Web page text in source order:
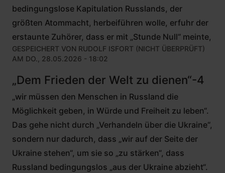
bedingungslose Kapitulation Russlands, der
größten Atommacht, herbeiführen wolle, erfuhr der
erstaunte Zuhörer, dass er mit „Stunde Null“ meinte,
GESPEICHERT VON RUDOLF ISFORT (NICHT ÜBERPRÜFT)
AM DO., 28.05.2026 - 18:02
„Dem Frieden der Welt zu dienen“-4
„wir müssen den Menschen in Russland die
Möglichkeit geben, in Würde und Freiheit zu leben“.
Das gehe nicht durch „Verhandeln über die Ukraine“,
sondern nur dadurch, dass „wir auf der Seite der
Ukraine stehen“, um sie so „zu stärken“, dass
Russland bedingungslos „aus der Ukraine abzieht“.